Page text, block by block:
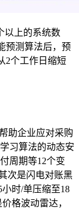
以上的系统数
预测算法后，预
2个工作日缩短
助企业应对采购
习算法的动态安
周期等12个变
次是闪电对账黑
时/单压缩至18
格波动雷达，